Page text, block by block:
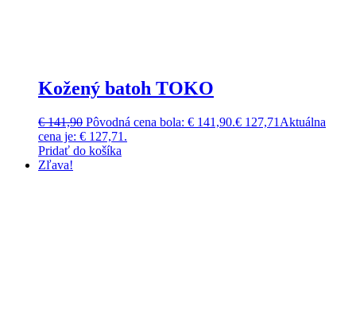
Kožený batoh TOKO
€141,90 Pôvodná cena bola: € 141,90.€ 127,71 Aktuálna
cena je: € 127,71.
Pridať do košíka
Zľava!